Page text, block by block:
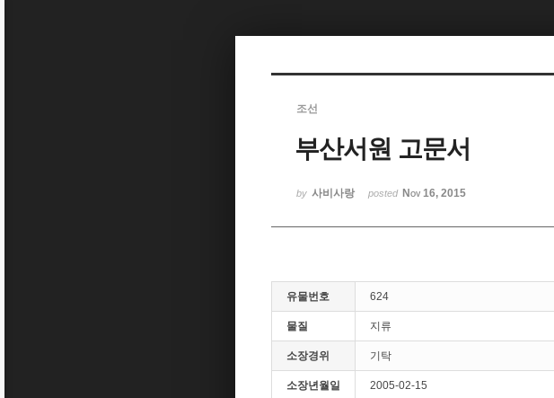
조선
부산서원 고문서
by 사비사랑 posted Nov 16, 2015
유물번호 624
물질 지류
소장경위 기탁
소장년월일 2005-02-15
Sketchbook5, 스케치북5
Sketchbook5, 스케치북5